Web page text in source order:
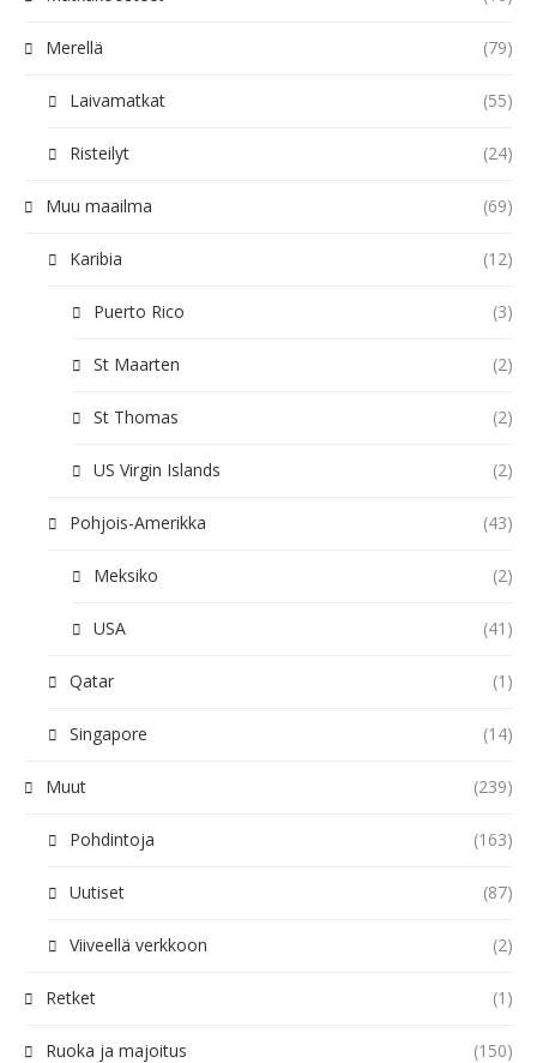
Merellä (79)
Laivamatkat (55)
Risteilyt (24)
Muu maailma (69)
Karibia (12)
Puerto Rico (3)
St Maarten (2)
St Thomas (2)
US Virgin Islands (2)
Pohjois-Amerikka (43)
Meksiko (2)
USA (41)
Qatar (1)
Singapore (14)
Muut (239)
Pohdintoja (163)
Uutiset (87)
Viiveellä verkkoon (2)
Retket (1)
Ruoka ja majoitus (150)